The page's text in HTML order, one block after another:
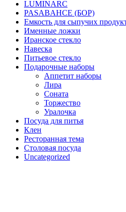
LUMINARC
PASABAHCE (БОР)
Емкость для сыпучих
Именные ложки
Иранское стекло
Навеска
Питьевое стекло
Подарочные наборы
Аппетит наборы
Лира
Соната
Торжество
Уралочка
Посуда для питья
Клен
Ресторанная тема
Столовая посуда
Uncategorized